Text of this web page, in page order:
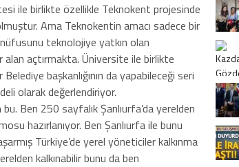
ile birlikte özellikle Teknokent projesinde
Ama Teknokentin amacı sadece bir
teknolojiye yatkın olan
alan açtırmakta. Üniversite ile birlikte
başkanlığının da yapabileceği seri
olarak değerlendiriyor.
Ben 250 sayfalık Şanlıurfa’da yerelden
hazırlanıyor. Ben Şanlıurfa ile bunu
Türkiye’de yerel yöneticiler kalkınma
kalkınabilir bunu da ben